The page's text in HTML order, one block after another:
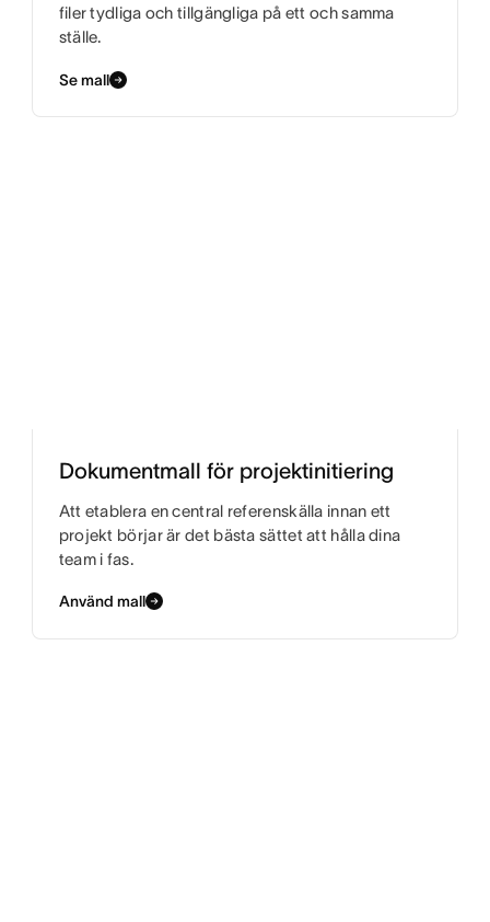
filer tydliga och tillgängliga på ett och samma
ställe.
Se mall
Dokumentmall för projektinitiering
Att etablera en central referenskälla innan ett
projekt börjar är det bästa sättet att hålla dina
team i fas.
Använd mall